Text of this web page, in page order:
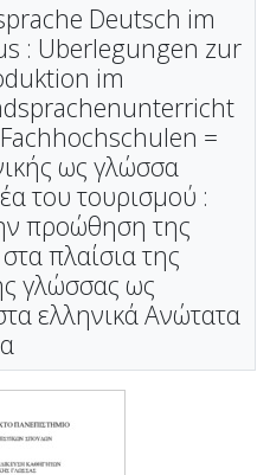
Deutsch im
: Uberlegungen zur
im
=
ως γλώσσα
του τουρισμού :
προώθηση της
πλαίσια της
γλώσσας ως
ελληνικά Ανώτατα